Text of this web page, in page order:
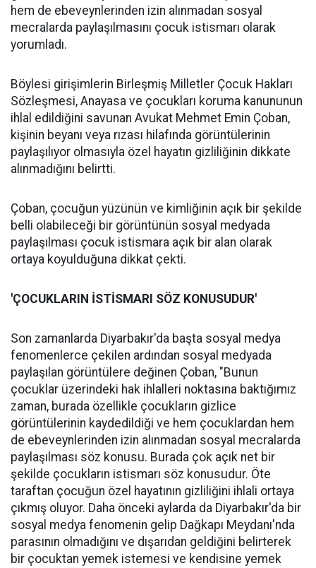
hem de ebeveynlerinden izin alınmadan sosyal
mecralarda paylaşılmasını çocuk istismarı olarak
yorumladı.
Böylesi girişimlerin Birleşmiş Milletler Çocuk Hakları
Sözleşmesi, Anayasa ve çocukları koruma kanununun
ihlal edildiğini savunan Avukat Mehmet Emin Çoban,
kişinin beyanı veya rızası hilafında görüntülerinin
paylaşılıyor olmasıyla özel hayatın gizliliğinin dikkate
alınmadığını belirtti.
Çoban, çocuğun yüzünün ve kimliğinin açık bir şekilde
belli olabileceği bir görüntünün sosyal medyada
paylaşılması çocuk istismara açık bir alan olarak
ortaya koyulduğuna dikkat çekti.
'ÇOCUKLARIN İSTİSMARI SÖZ KONUSUDUR'
Son zamanlarda Diyarbakır'da başta sosyal medya
fenomenlerce çekilen ardından sosyal medyada
paylaşılan görüntülere değinen Çoban, "Bunun
çocuklar üzerindeki hak ihlalleri noktasına baktığımız
zaman, burada özellikle çocukların gizlice
görüntülerinin kaydedildiği ve hem çocuklardan hem
de ebeveynlerinden izin alınmadan sosyal mecralarda
paylaşılması söz konusu. Burada çok açık net bir
şekilde çocukların istismarı söz konusudur. Öte
taraftan çocuğun özel hayatının gizliliğini ihlali ortaya
çıkmış oluyor. Daha önceki aylarda da Diyarbakır'da bir
sosyal medya fenomenin gelip Dağkapı Meydanı'nda
parasının olmadığını ve dışarıdan geldiğini belirterek
bir çocuktan yemek istemesi ve kendisine yemek